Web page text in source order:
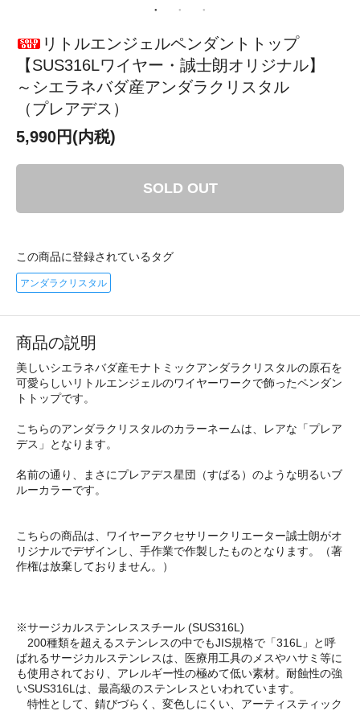
リトルエンジェルペンダントトップ
【SUS316Lワイヤー・誠士朗オリジナル】
～シエラネバダ産アンダラクリスタル
（プレアデス）
5,990円(内税)
SOLD OUT
この商品に登録されているタグ
アンダラクリスタル
商品の説明
美しいシエラネバダ産モナトミックアンダラクリスタルの原石を
可愛らしいリトルエンジェルのワイヤーワークで飾ったペンダン
トトップです。
こちらのアンダラクリスタルのカラーネームは、レアな「プレア
デス」となります。
名前の通り、まさにプレアデス星団（すばる）のような明るいブ
ルーカラーです。
こちらの商品は、ワイヤーアクセサリークリエーター誠士朗がオ
リジナルでデザインし、手作業で作製したものとなります。（著
作権は放棄しておりません。）
※サージカルステンレススチール (SUS316L)
200種類を超えるステンレスの中でもJIS規格で「316L」と呼
ばれるサージカルステンレスは、医療用工具のメスやハサミ等に
も使用されており、アレルギー性の極めて低い素材。耐蝕性の強
いSUS316Lは、最高級のステンレスといわれています。
特性として、錆びづらく、変色しにくい、アーティスティック